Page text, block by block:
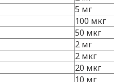
5 мг
100 мкг
50 мкг
2 мг
2 мкг
20 мкг
10 мг